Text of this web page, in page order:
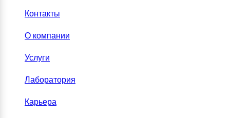
Контакты
О компании
Услуги
Лаборатория
Карьера